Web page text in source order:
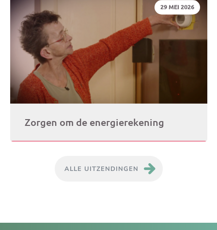
DATUM:
29 MEI 2026
Zorgen om de energierekening
ALLE UITZENDINGEN